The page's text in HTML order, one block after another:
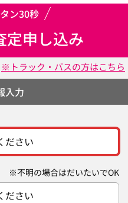
ン30秒
申し込み
※トラック・バスの方はこちら
入力
ださい
※不明の場合はだいたいでOK
ださい